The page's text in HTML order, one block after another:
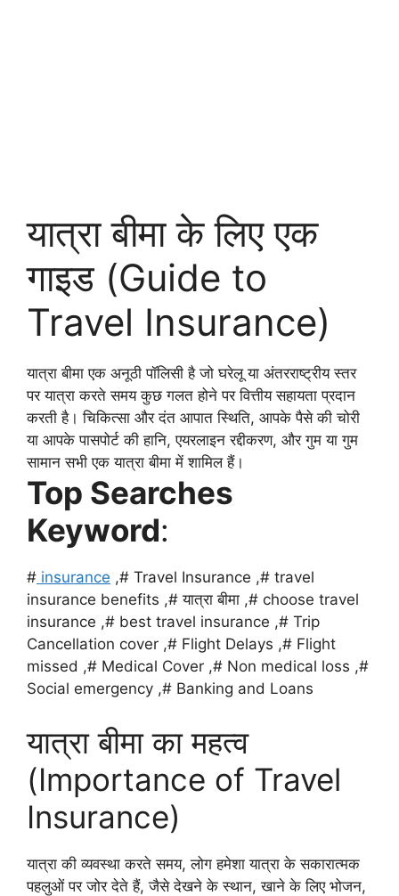
यात्रा बीमा के लिए एक
गाइड (Guide to
Travel Insurance)
यात्रा बीमा एक अनूठी पॉलिसी है जो घरेलू या अंतरराष्ट्रीय स्तर
पर यात्रा करते समय कुछ गलत होने पर वित्तीय सहायता प्रदान
करती है। चिकित्सा और दंत आपात स्थिति, आपके पैसे की चोरी
या आपके पासपोर्ट की हानि, एयरलाइन रद्दीकरण, और गुम या गुम
सामान सभी एक यात्रा बीमा में शामिल हैं।
Top Searches
Keyword:
# insurance ,# Travel Insurance ,# travel
insurance benefits ,# यात्रा बीमा ,# choose travel
insurance ,# best travel insurance ,# Trip
Cancellation cover ,# Flight Delays ,# Flight
missed ,# Medical Cover ,# Non medical loss ,#
Social emergency ,# Banking and Loans
यात्रा बीमा का महत्व
(Importance of Travel
Insurance)
यात्रा की व्यवस्था करते समय, लोग हमेशा यात्रा के सकारात्मक
पहलुओं पर जोर देते हैं, जैसे देखने के स्थान, खाने के लिए भोजन,